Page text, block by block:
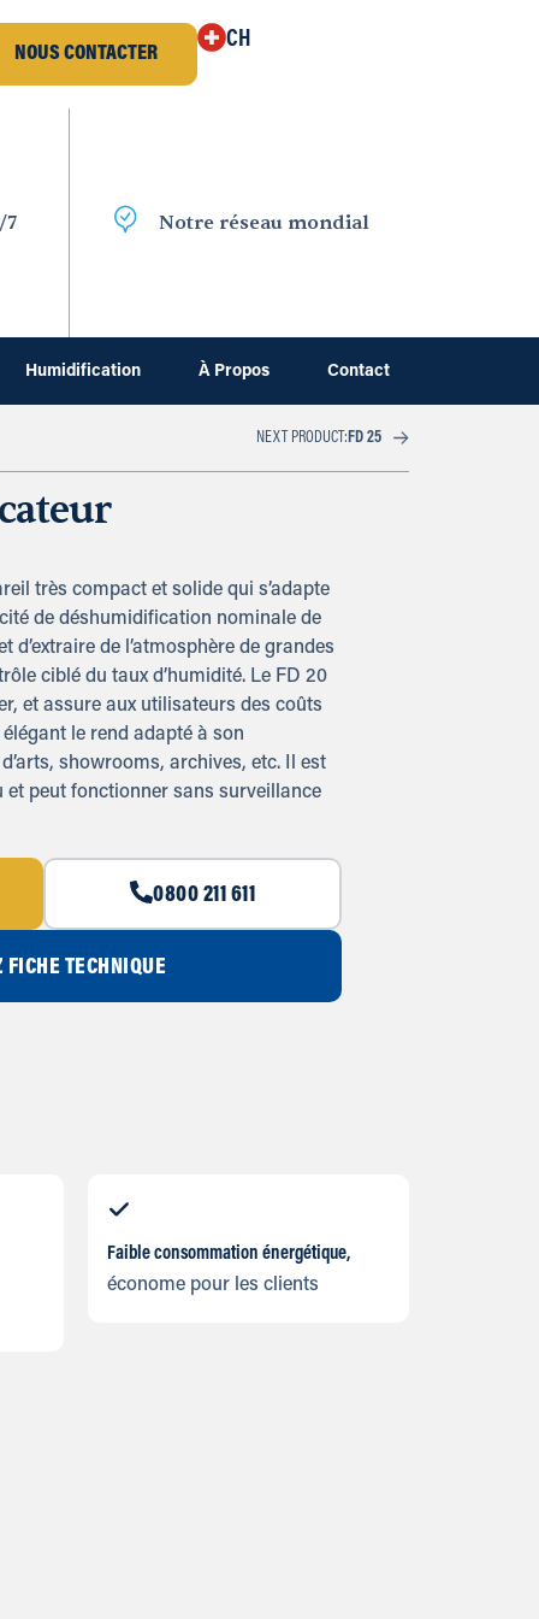
NOUS CONTACTER
CH
7 Notre réseau mondial
Humidification À Propos Contact
NEXT PRODUCT: FD 25
très compact et solide qui s’adapte
de déshumidification nominale de
de l’atmosphère de grandes
ciblé du taux d’humidité. Le FD 20
et assure aux utilisateurs des coûts
le rend adapté à son
showrooms, archives, etc. Il est
et peut fonctionner sans surveillance
0800 211 611
FICHE TECHNIQUE
Faible consommation énergétique,
économe pour les clients